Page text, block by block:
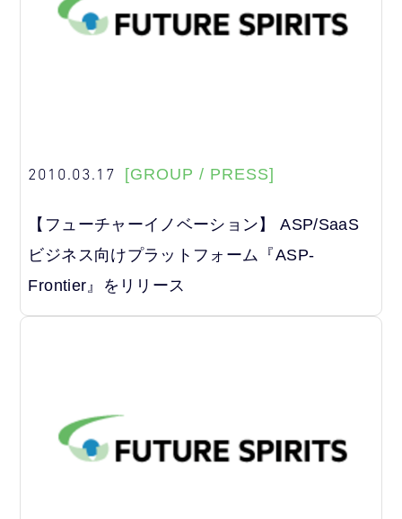
2010.03.17 [GROUP / PRESS]
【フューチャーイノベーション】 ASP/SaaS
ビジネス向けプラットフォーム『ASP-
Frontier』をリリース